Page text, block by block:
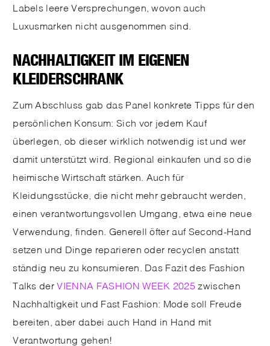
Labels leere Versprechungen, wovon auch
Luxusmarken nicht ausgenommen sind.
NACHHALTIGKEIT IM EIGENEN
KLEIDERSCHRANK
Zum Abschluss gab das Panel konkrete Tipps für den
persönlichen Konsum: Sich vor jedem Kauf
überlegen, ob dieser wirklich notwendig ist und wer
damit unterstützt wird. Regional einkaufen und so die
heimische Wirtschaft stärken. Auch für
Kleidungsstücke, die nicht mehr gebraucht werden,
einen verantwortungsvollen Umgang, etwa eine neue
Verwendung, finden. Generell öfter auf Second-Hand
setzen und Dinge reparieren oder recyclen anstatt
ständig neu zu konsumieren. Das Fazit des Fashion
Talks derVIENNA FASHION WEEK 2025 zwischen
Nachhaltigkeit und Fast Fashion: Mode soll Freude
bereiten, aber dabei auch Hand in Hand mit
Verantwortung gehen!